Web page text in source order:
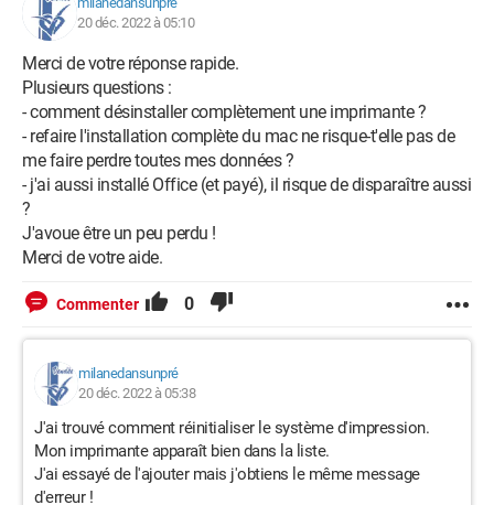
20 déc. 2022 à 05:10
Merci de votre réponse rapide.
Plusieurs questions :
- comment désinstaller complètement une imprimante ?
- refaire l'installation complète du mac ne risque-t'elle pas de
me faire perdre toutes mes données ?
- j'ai aussi installé Office (et payé), il risque de disparaître aussi
?
J'avoue être un peu perdu !
Merci de votre aide.
Commenter 0
milanedansunpré
20 déc. 2022 à 05:38
J'ai trouvé comment réinitialiser le système d'impression.
Mon imprimante apparaît bien dans la liste.
J'ai essayé de l'ajouter mais j'obtiens le même message
d'erreur !